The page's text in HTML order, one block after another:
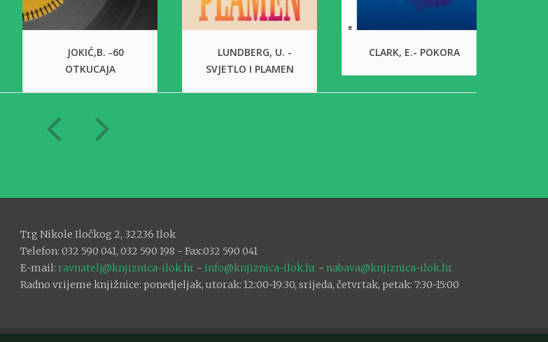
JOKIĆ,B. -60
OTKUCAJA
LUNDBERG, U. -
SVJETLO I PLAMEN
CLARK, E.- POKORA
Trg Nikole Iločkog 2, 32236 Ilok
Telefon: 032 590 041, 032 590 198 - Fax:032 590 041
E-mail: ravnatelj@knjiznica-ilok.hr - info@knjiznica-ilok.hr - nabava@knjiznica-ilok.hr
Radno vrijeme knjižnice: ponedjeljak, utorak: 12:00-19:30, srijeda, četvrtak, petak: 7:30-15:00